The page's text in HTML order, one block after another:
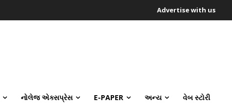
Advertise with us
નોલેજ એક્સપ્રેસ E-PAPER અન્ય વેબ સ્ટોરી